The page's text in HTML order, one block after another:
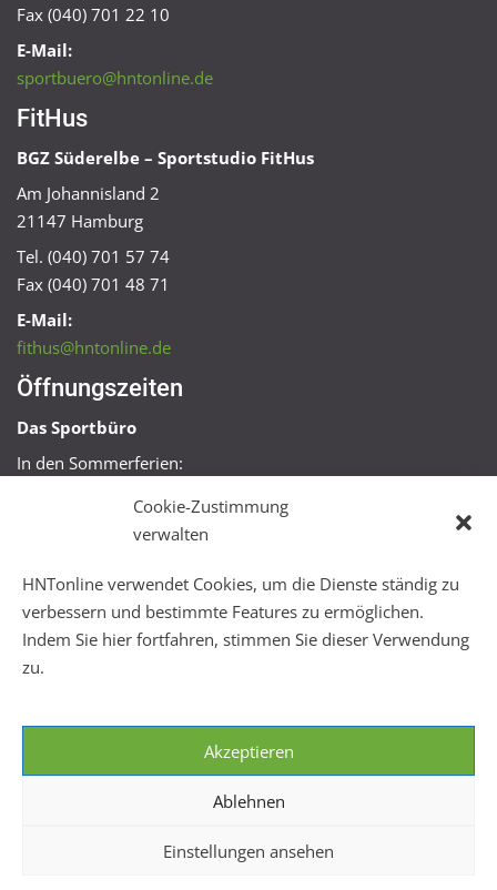
Cookie-Zustimmung
verwalten
HNTonline verwendet Cookies, um die Dienste ständig zu
verbessern und bestimmte Features zu ermöglichen.
Indem Sie hier fortfahren, stimmen Sie dieser Verwendung
zu.
Akzeptieren
Ablehnen
Einstellungen ansehen
Fax (040) 701 22 10
E-Mail:
sportbuero@hntonline.de
FitHus
BGZ Süderelbe – Sportstudio FitHus
Am Johannisland 2
21147 Hamburg
Tel. (040) 701 57 74
Fax (040) 701 48 71
E-Mail:
fithus@hntonline.de
Öffnungszeiten
Das Sportbüro
In den Sommerferien:
Mo + Mi 16:00 – 18:00 Uhr
Mo – Fr 08:00 – 22:00 Uhr
Sa + So 10:00 – 18:00 Uhr